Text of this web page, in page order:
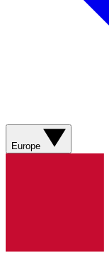
Europe